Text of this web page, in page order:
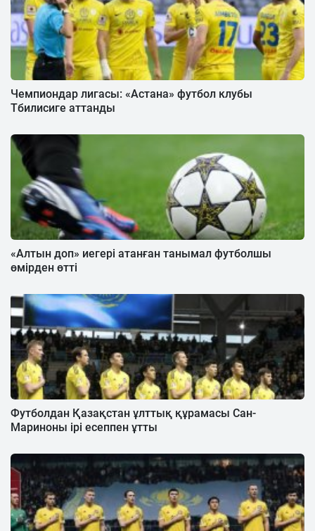
Чемпиондар лигасы: «Астана» футбол клубы
Тбилисиге аттанды
«Алтын доп» иегері атанған танымал футболшы
өмірден өтті
Футболдан Қазақстан ұлттық құрамасы Сан-
Мариноны ірі есеппен ұтты